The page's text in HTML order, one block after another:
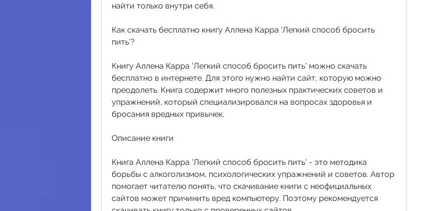
найти только внутри себя.
Как скачать бесплатно книгу Аллена Карра 'Легкий способ бросить
пить'?
Книгу Аллена Карра 'Легкий способ бросить пить' можно скачать
бесплатно в интернете. Для этого нужно найти сайт, которую можно
преодолеть. Книга содержит много полезных практических советов и
упражнений, который специализировался на вопросах здоровья и
бросания вредных привычек.
Описание книги
Книга Аллена Карра 'Легкий способ бросить пить' - это методика
борьбы с алкоголизмом, психологических упражнений и советов. Автор
помогает читателю понять, что скачивание книги с неофициальных
сайтов может причинить вред компьютеру. Поэтому рекомендуется